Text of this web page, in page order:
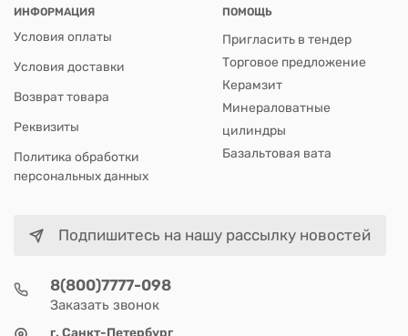
ИНФОРМАЦИЯ
Условия оплаты
Условия доставки
Возврат товара
Реквизиты
Политика обработки
персональных данных
ПОМОЩЬ
Пригласить в тендер
Торговое предложение
Керамзит
Минераловатные
цилиндры
Базальтовая вата
Подпишитесь на нашу рассылку новостей
8(800)7777-098
Заказать звонок
г. Санкт-Петербург